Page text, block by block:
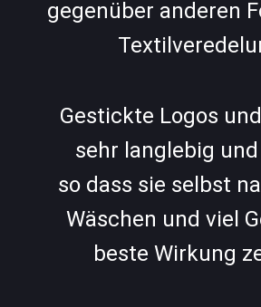
gegenüber anderen
Gestickte Logos
sehr langlebig
so dass sie selbst
Wäschen und viel
beste Wirkung